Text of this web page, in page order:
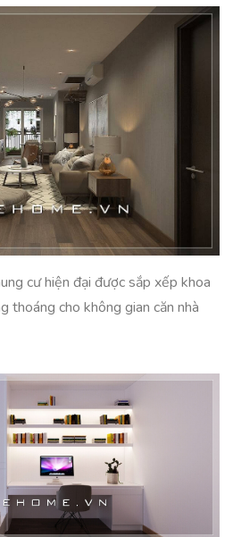
cư hiện đại được sắp xếp khoa
thoáng cho không gian căn nhà